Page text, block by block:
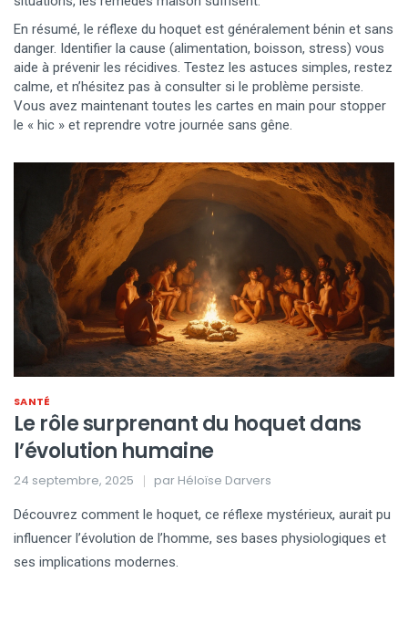
En résumé, le réflexe du hoquet est généralement bénin et sans
danger. Identifier la cause (alimentation, boisson, stress) vous
aide à prévenir les récidives. Testez les astuces simples, restez
calme, et n’hésitez pas à consulter si le problème persiste.
Vous avez maintenant toutes les cartes en main pour stopper
le « hic » et reprendre votre journée sans gêne.
SANTÉ
Le rôle surprenant du hoquet dans
l’évolution humaine
24 septembre, 2025 par Héloïse Darvers
Découvrez comment le hoquet, ce réflexe mystérieux, aurait pu
influencer l’évolution de l’homme, ses bases physiologiques et
ses implications modernes.